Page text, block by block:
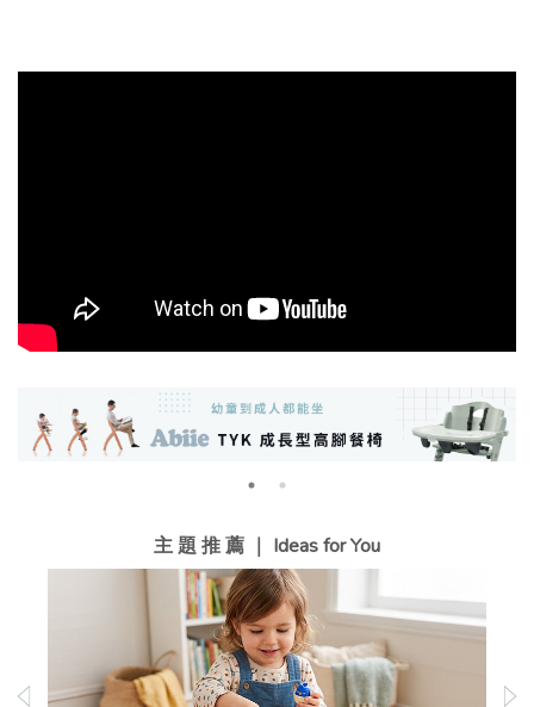
主 題 推 薦 ｜ Ideas for You